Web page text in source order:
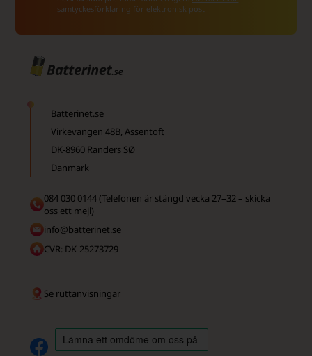
samtyckesförklaring för elektronisk post
Batterinet.se
Virkevangen 48B, Assentoft
DK-8960 Randers SØ
Danmark
084 030 0144 (Telefonen är stängd vecka 27–32 – skicka
oss ett mejl)
info@batterinet.se
CVR: DK-25273729
Se ruttanvisningar